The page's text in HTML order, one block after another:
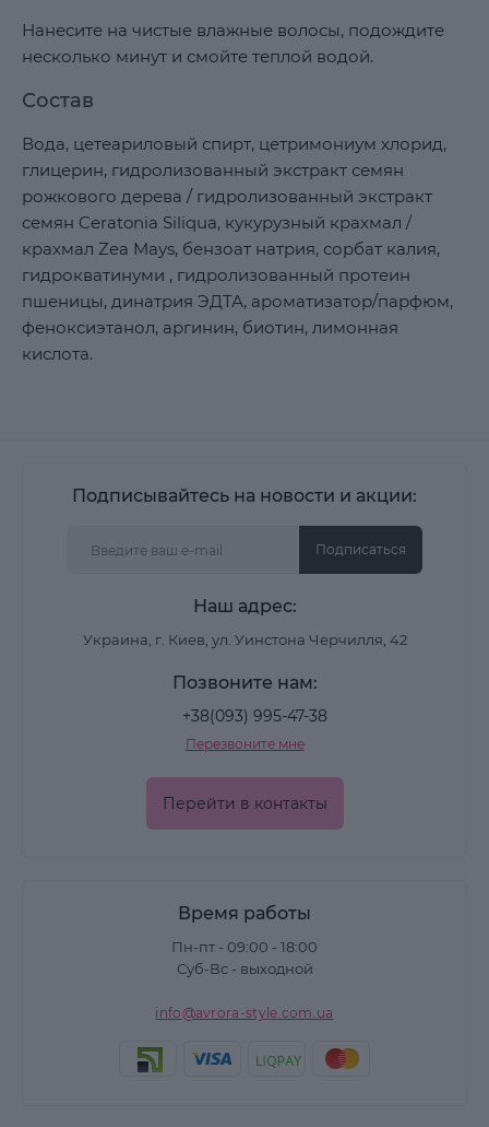
Нанесите на чистые влажные волосы, подождите
несколько минут и смойте теплой водой.
Состав
Вода, цетеариловый спирт, цетримониум хлорид,
глицерин, гидролизованный экстракт семян
рожкового дерева / гидролизованный экстракт
семян Ceratonia Siliqua, кукурузный крахмал /
крахмал Zea Mays, бензоат натрия, сорбат калия,
гидрокватинуми , гидролизованный протеин
пшеницы, динатрия ЭДТА, ароматизатор/парфюм,
феноксиэтанол, аргинин, биотин, лимонная
кислота.
Подписывайтесь на новости и акции:
Подписаться
Наш адрес:
Украина, г. Киев, ул. Уинстона Черчилля, 42
Позвоните нам:
+38(093) 995-47-38
Перезвоните мне
Перейти в контакты
Время работы
Пн-пт - 09:00 - 18:00
Суб-Вс - выходной
info@avrora-style.com.ua